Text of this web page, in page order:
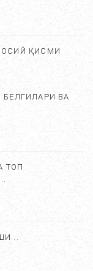
ҚИСМИ
БОШ МИЯСИДА
ВА
ТОП